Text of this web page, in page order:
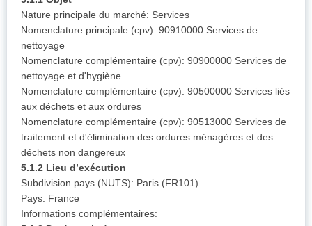
Nature principale du marché: Services
Nomenclature principale (cpv): 90910000 Services de
nettoyage
Nomenclature complémentaire (cpv): 90900000 Services de
nettoyage et d'hygiène
Nomenclature complémentaire (cpv): 90500000 Services liés
aux déchets et aux ordures
Nomenclature complémentaire (cpv): 90513000 Services de
traitement et d'élimination des ordures ménagères et des
déchets non dangereux
5.1.2 Lieu d’exécution
Subdivision pays (NUTS): Paris (FR101)
Pays: France
Informations complémentaires: